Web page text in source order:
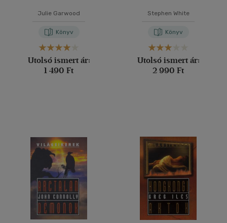
Julie Garwood
Könyv
Utolsó ismert ár:
1 490 Ft
Stephen White
Könyv
Utolsó ismert ár:
2 990 Ft